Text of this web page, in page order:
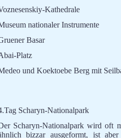
Kathedrale
nationaler Instrumente
Basar
Platz
und Koektoebe Berg mit
Scharyn-Nationalpark
Scharyn-Nationalpark wird oft
bizzar ausgeformt, ist